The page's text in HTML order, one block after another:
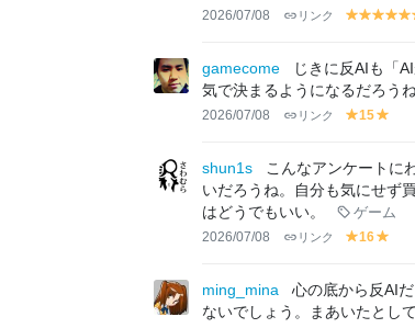
2026/07/08 リンク
y
lo
w
y
lo
w
y
lo
w
y
lo
w
lo
ww
gamecome
じきに反AIも「
気で決まるようになるだろうね
2026/07/08 リンク
y
lo
w
15
lo
w
shun1s
こんなアンケートに
いだろうね。自分も気にせず
はどうでもいい。
ゲーム
2026/07/08 リンク
y
lo
w
16
lo
w
ming_mina
心の底から反AI
ないでしょう。まあいたとし